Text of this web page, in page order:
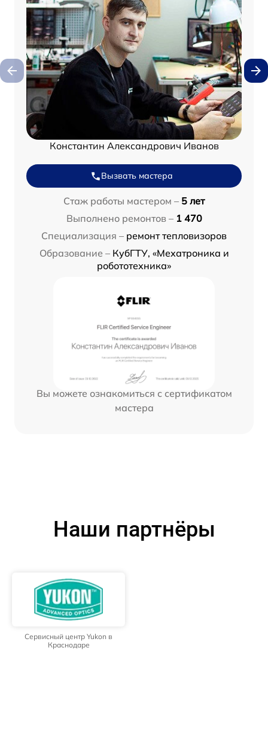
Константин Александрович Иванов
Вызвать мастера
Стаж работы мастером – 5 лет
Выполнено ремонтов – 1 470
Специализация – ремонт тепловизоров
Образование – КубГТУ, «Мехатроника и
робототехника»
Вы можете ознакомиться с сертификатом
мастера
Наши партнёры
Сервисный центр Yukon в
Краснодаре